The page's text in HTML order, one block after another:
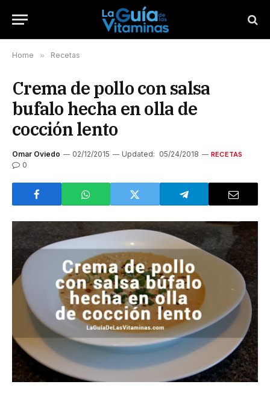
Home » Recetas
Crema de pollo con salsa
bufalo hecha en olla de
cocción lento
Omar Oviedo 02/12/2015 Updated: 05/24/2018 RECETAS
0